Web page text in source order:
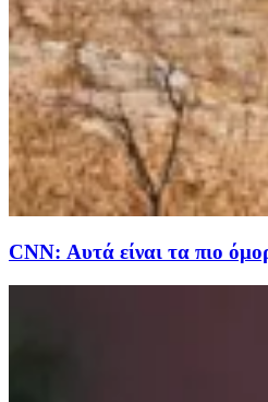
CNN: Αυτά είναι τα πιο